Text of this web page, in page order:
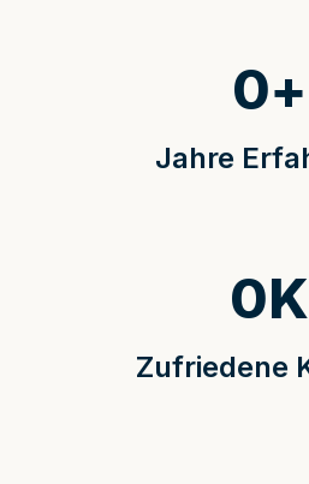
Jahre
0+
Zufriedene
0K